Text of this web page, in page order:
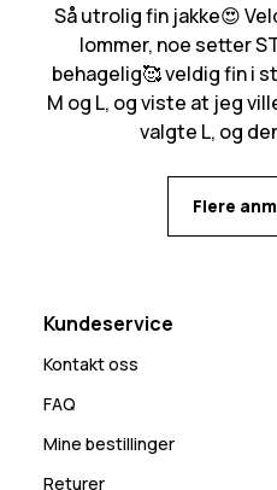
Så utrolig fin jakke😍
lommer, noe setter
behagelig🥰 veldig fin i
M og L, og viste at jeg
valgte L, og
Flere
Kundeservice
Kontakt oss
FAQ
Mine bestillinger
Returer